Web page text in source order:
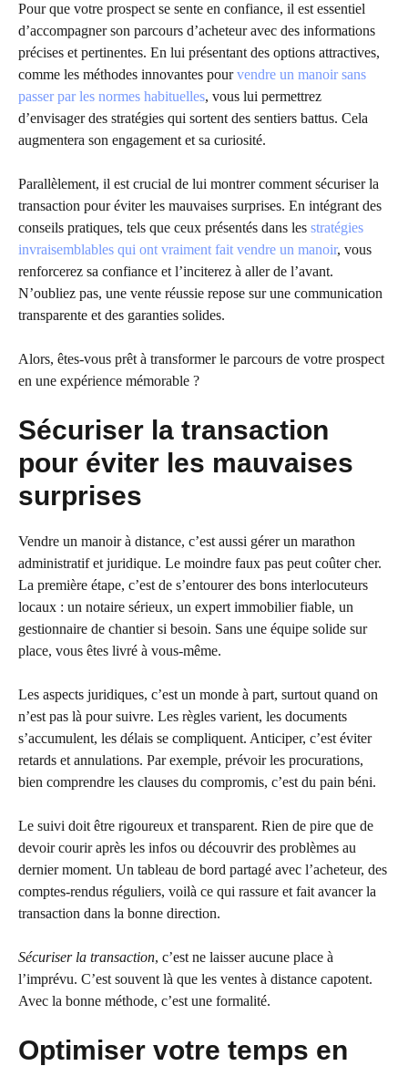
Pour que votre prospect se sente en confiance, il est essentiel
d’accompagner son parcours d’acheteur avec des informations
précises et pertinentes. En lui présentant des options attractives,
comme les méthodes innovantes pourvendre un manoir sans
passer par les normes habituelles, vous lui permettrez
d’envisager des stratégies qui sortent des sentiers battus. Cela
augmentera son engagement et sa curiosité.
Parallèlement, il est crucial de lui montrer comment sécuriser la
transaction pour éviter les mauvaises surprises. En intégrant des
conseils pratiques, tels que ceux présentés dans les stratégies
invraisemblables qui ont vraiment fait vendre un manoir, vous
renforcerez sa confiance et l’inciterez à aller de l’avant.
N’oubliez pas, une vente réussie repose sur une communication
transparente et des garanties solides.
Alors, êtes-vous prêt à transformer le parcours de votre prospect
en une expérience mémorable ?
Sécuriser la transaction
pour éviter les mauvaises
surprises
Vendre un manoir à distance, c’est aussi gérer un marathon
administratif et juridique. Le moindre faux pas peut coûter cher.
La première étape, c’est de s’entourer des bons interlocuteurs
locaux : un notaire sérieux, un expert immobilier fiable, un
gestionnaire de chantier si besoin. Sans une équipe solide sur
place, vous êtes livré à vous-même.
Les aspects juridiques, c’est un monde à part, surtout quand on
n’est pas là pour suivre. Les règles varient, les documents
s’accumulent, les délais se compliquent. Anticiper, c’est éviter
retards et annulations. Par exemple, prévoir les procurations,
bien comprendre les clauses du compromis, c’est du pain béni.
Le suivi doit être rigoureux et transparent. Rien de pire que de
devoir courir après les infos ou découvrir des problèmes au
dernier moment. Un tableau de bord partagé avec l’acheteur, des
comptes-rendus réguliers, voilà ce qui rassure et fait avancer la
transaction dans la bonne direction.
Sécuriser la transaction, c’est ne laisser aucune place à
l’imprévu. C’est souvent là que les ventes à distance capotent.
Avec la bonne méthode, c’est une formalité.
Optimiser votre temps en